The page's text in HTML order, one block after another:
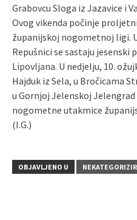
Grabovcu Sloga iz Jazavice i
Ovog vikenda počinje
županijskoj nogometnoj ligi.
Repušnici se sastaju jesenski
Lipovljana. U nedjelju, 10.
Hajduk iz Sela, u Bročicama
u Gornjoj Jelenskoj Jelengrad
nogometne utakmice
(I.G.)
OBJAVLJENO U